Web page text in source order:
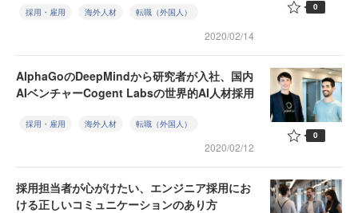
採用・雇用 海外人材 転職（外国人）
2020/02/14
0
AlphaGoのDeepMindから研究者が入社、国内
AIベンチャーCogent Labsの世界的AI人材採用
採用・雇用 海外人材 転職（外国人）
2020/02/12
0
採用担当者が心がけたい、エンジニア採用にお
ける正しいコミュニケーションのあり方